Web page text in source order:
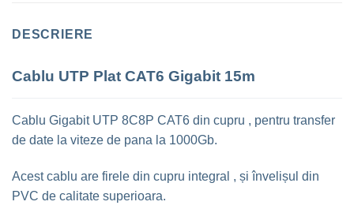
DESCRIERE
Cablu UTP Plat CAT6 Gigabit 15m
Cablu Gigabit UTP 8C8P CAT6 din cupru , pentru transfer
de date la viteze de pana la 1000Gb.
Acest cablu are firele din cupru integral , și învelișul din
PVC de calitate superioara.